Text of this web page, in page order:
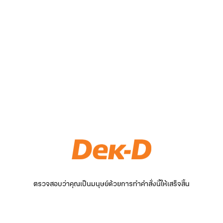
ตรวจสอบว่าคุณเป็นมนุษย์ด้วยการทำคำสั่งนี้ให้เสร็จสิ้น